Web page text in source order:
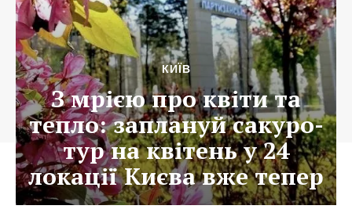
КИЇВ
З мрією про квіти та
тепло: заплануй сакуро-
тур на квітень у 24
локації Києва вже тепер